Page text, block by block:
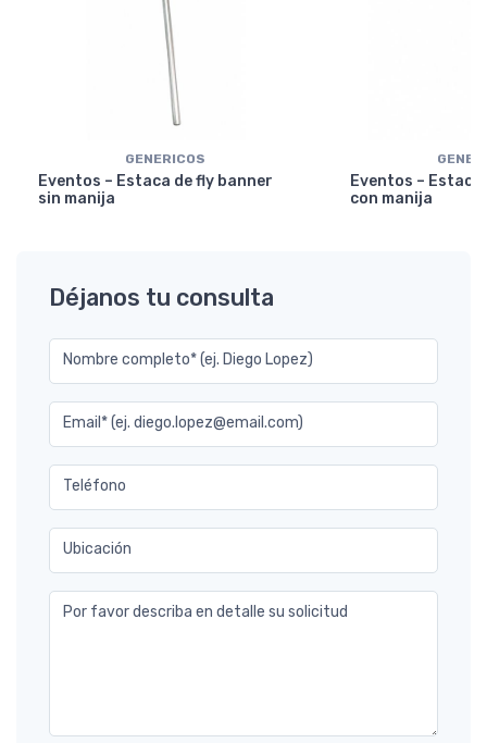
GENERICOS
Eventos – Estaca de fly banner
sin manija
Eventos –
con manija
Déjanos tu consulta
Nombre completo* (ej. Diego Lopez)
Email* (ej. diego.lopez@email.com)
Teléfono
Ubicación
Por favor describa en detalle su solicitud